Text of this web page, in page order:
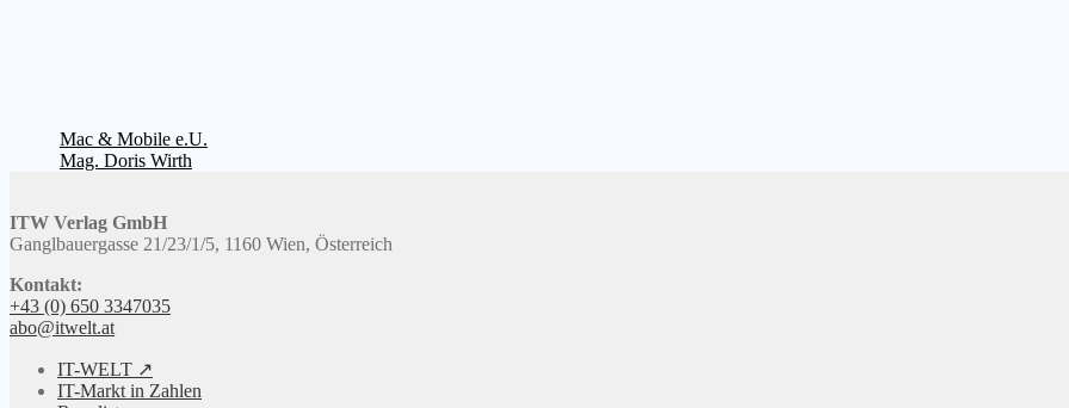
Beitragsnavigation
Vorheriger
Beitrag:
Mac & Mobile e.U.
Nächster
Mag. Doris Wirth
ITW Verlag GmbH
Ganglbauergasse 21/23/1/5, 1160 Wien, Österreich
Kontakt:
+43 (0) 650 3347035
abo@itwelt.at
IT-WELT ↗
IT-Markt in Zahlen